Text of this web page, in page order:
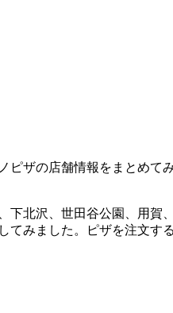
ザの店舗情報をまとめて
北沢、世田谷公園、用賀
みました。ピザを注文す